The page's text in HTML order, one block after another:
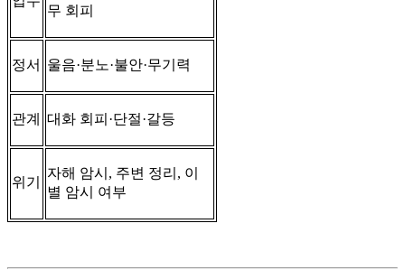
무 회피
정서 울음·분노·불안·무기력
관계 대화 회피·단절·갈등
위기
자해 암시, 주변 정리, 이
별 암시 여부